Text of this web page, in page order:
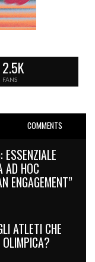
2.5K
FANS
COMMENTS
AD HOC
ENGAGEMENT”
ATLETI CHE